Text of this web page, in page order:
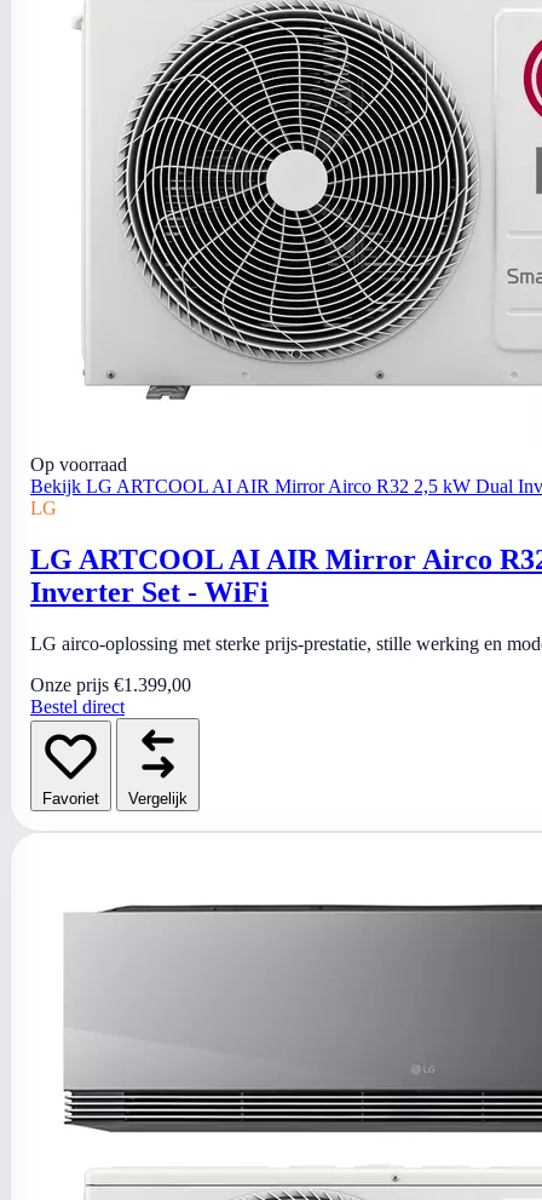
Op voorraad
Bekijk LG ARTCOOL AI AIR Mirror Airco R32 2,5 kW Dual
LG
LG ARTCOOL AI AIR Mirror Airco
Inverter Set - WiFi
LG airco-oplossing met sterke prijs-prestatie, stille werking en
Onze prijs €1.399,00
Bestel direct
Favoriet Vergelijk